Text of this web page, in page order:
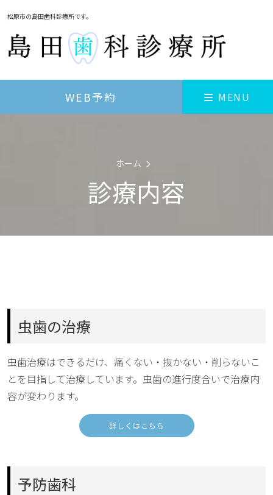
松原市の島田歯科診療所です。
WEB予約 MENU
ホーム
診療内容
虫歯の治療
虫歯治療はできるだけ、痛くない・抜かない・削らないこ
とを目指して治療しています。虫歯の進行度合いで治療内
容が変わります。
詳しくはこちら
予防歯科